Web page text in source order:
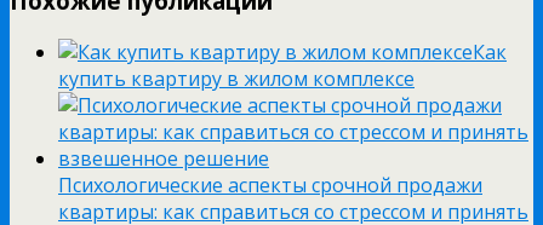
Как
купить квартиру в жилом комплексе
Психологические аспекты срочной продажи
квартиры: как справиться со стрессом и принять